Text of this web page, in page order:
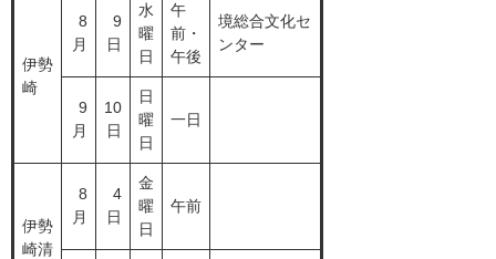
伊勢
崎
8
月
9
日
水
曜
日
午
前・
午後
境総合文化セ
ンター
9
月
10
日
日
曜
日
一日
伊勢
崎清
8
月
4
日
金
曜
日
午前